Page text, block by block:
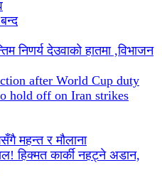
निणर्य देउवाको हातमा ,विभाजन
after World Cup duty
hold off on Iran strikes
महन्त र मौलाना
हिक्मत कार्की नहट्ने अडान,